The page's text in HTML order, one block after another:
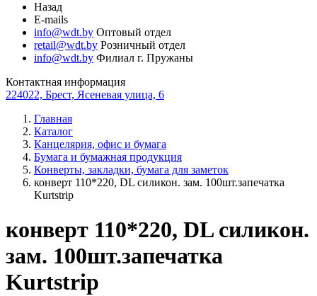
Назад
E-mails
info@wdt.by Оптовый отдел
retail@wdt.by Розничный отдел
info@wdt.by Филиал г. Пружаны
Контактная информация
224022, Брест, Ясеневая улица, 6
Главная
Каталог
Канцелярия, офис и бумага
Бумага и бумажная продукция
Конверты, закладки, бумага для заметок
конверт 110*220, DL силикон. зам. 100шт.запечатка
Kurtstrip
конверт 110*220, DL силикон.
зам. 100шт.запечатка
Kurtstrip